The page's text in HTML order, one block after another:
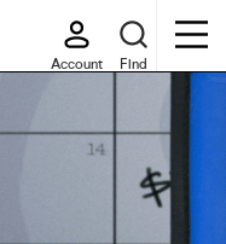
Account Find